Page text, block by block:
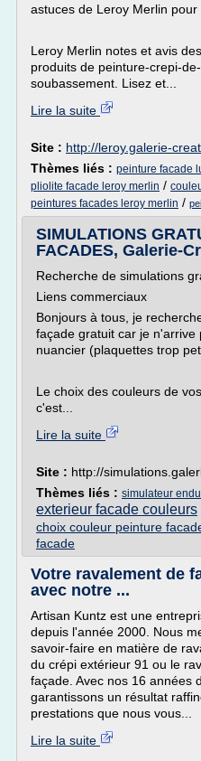
astuces de Leroy Merlin
Leroy Merlin notes et avis
produits de peinture-crepi-
soubassement. Lisez et...
Lire la suite
Site : http://leroy.galerie-
Thèmes liés : peinture facade
pliolite facade leroy merlin /
peintures facades leroy merlin /
SIMULATIONS
FACADES, Galerie-
Recherche de simulations
Liens commerciaux
Bonjours à tous, je
façade gratuit car je n'arrive
nuancier (plaquettes trop
Le choix des couleurs de
c'est...
Lire la suite
Site : http://
Thèmes liés : simulateur
exterieur facade couleurs
choix couleur peinture
facade
Votre ravalement de
avec notre ...
Artisan Kuntz est une
depuis l'année 2000. Nous
savoir-faire en matière de
du crépi extérieur 91 ou le
façade. Avec nos 16 années
garantissons un résultat
prestations que nous vous...
Lire la suite